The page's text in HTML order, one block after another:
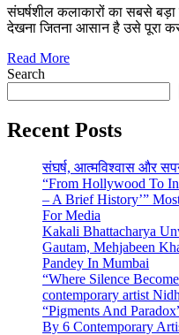
संघर्षशील कलाकारों का सबसे
देखना जितना आसान है उसे पूरा
Read More
Search
Recent Posts
संघर्ष, आत्मविश्वास और
“From Hollywood To
– A Brief History’”
For Media
Kakali Bhattacharya
Gautam, Mehjabeen
Pandey In Mumbai
“Where Silence
contemporary artist
“Pigments And
By 6 Contemporary